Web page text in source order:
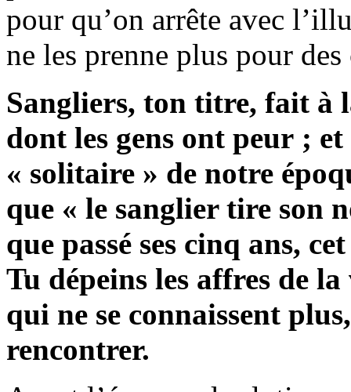
pour qu’on arrête avec
ne les prenne plus pour des
Sangliers, ton titre, fait à
dont les gens ont peur ; et
« solitaire » de notre
que « le sanglier tire son
que passé ses cinq ans,
Tu dépeins les affres de
qui ne se connaissent
rencontrer.